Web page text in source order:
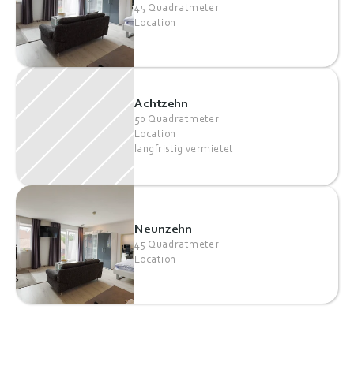
45 Quadratmeter
Location
Achtzehn
50 Quadratmeter
Location
langfristig vermietet
Neunzehn
45 Quadratmeter
Location